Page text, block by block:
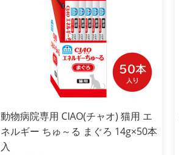
動物病院専用 CIAO(チャオ) 猫用 エ
ネルギー ちゅ～る まぐろ 14g×50本
入